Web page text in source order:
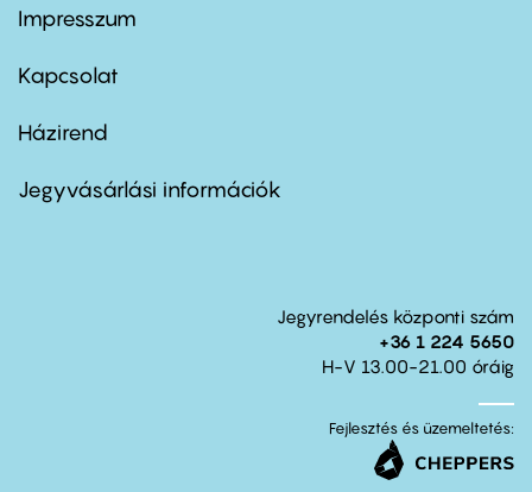
Footer
first
Impresszum
Kapcsolat
Footer
second
Házirend
Jegyvásárlási információk
Jegyrendelés központi szám
+36 1 224 5650
H-V 13.00-21.00 óráig
Fejlesztés és üzemeltetés: